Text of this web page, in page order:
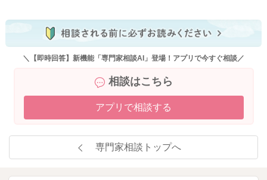
に直接つかないように気をつけ、洗剤でよく洗ってしっかりす
げておく、別の洗い桶やトレーに入れておく、汚れの強い大人
の食器とは少し離して置く、という方法でも十分です。
これなら、赤ちゃんの食器に大人の食器の汚れが直接つくこと
スポンジについては、分けられているのはとても良い工夫で
＼【即時回答】新機能「専門家相談AI」登場！アプリで今すぐ相談／
相談はこちら
アプリで相談する
専門家相談トップへ